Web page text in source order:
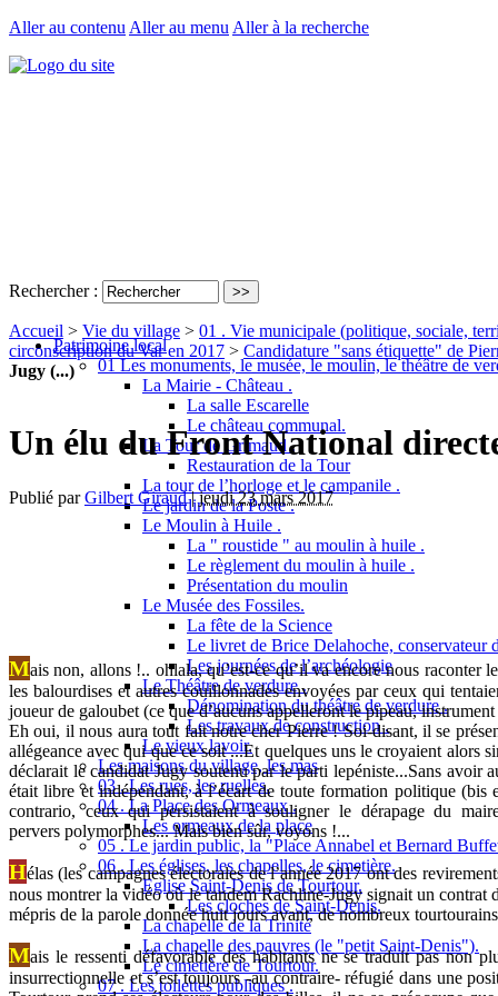
Aller au contenu Aller au menu Aller à la recherche
Patrimoine local
01 Les monuments, le musée, le moulin, le théâtre de
La Mairie - Château .
La salle Escarelle
Le château communal.
La Tour de Grimaud .
Restauration de la Tour
La tour de l’horloge et le campanile .
Le jardin de la Poste .
Le Moulin à Huile .
La " roustide " au moulin à huile .
Le règlement du moulin à huile .
Présentation du moulin
Le Musée des Fossiles.
La fête de la Science
Le livret de Brice Delahoche, conservateur
Les journées de l’archéologie
Le Théâtre de verdure .
Dénomination du théâtre de verdure .
Les travaux de construction .
Le vieux lavoir.
Les maisons du village, les mas
03 . Les rues, les ruelles.
04 . La Place des Ormeaux .
Les ormeaux de la place
05 . Le jardin public, la "Place Annabel et Bernard
06 . Les églises, les chapelles, le cimetière.
Eglise Saint-Denis de Tourtour.
Les cloches de Saint-Denis.
La chapelle de la Trinité
La chapelle des pauvres (le "petit Saint-Denis").
Le cimetière de Tourtour.
07 . Les toilettes publiques .
Rechercher :
Accueil > Vie du village > 01 . Vie municipale (politique, sociale,
circonscription du Var en 2017 > Candidature "sans étiquette" de
Jugy (...)
Un élu du Front National
Publié parGilbert Giraud|jeudi 23 mars 2017
Mais non, allons !.. ohlala, qu’est-ce qu’il va encore nous raconter
les balourdises et autres couillonnades envoyées par ceux qui
joueur de galoubet (ce que d’aucuns appelleront le pipeau,
Eh oui, il nous aura tout fait notre cher Pierre ! Soi-disant, il se
allégeance avec qui que ce soit ...Et quelques uns le croyaient alors
déclarait le candidat Jugy soutenu par le parti lepéniste...Sans avoir
était libre et indépendant, à l’écart de toute formation politique
contrario, ceux qui persistaient à souligner le dérapage du
pervers polymorphes... Mais bien sûr, voyons !...
Hélas (les campagnes électorales de l’année 2017 ont des
nous montrer la vidéo où le tandem Rachline-Jugy signait un contrat
mépris de la parole donnée huit jours avant, de nombreux
Mais le ressenti défavorable des habitants ne se traduit pas non
insurrectionnelle et s’est toujours -au contraire- réfugié dans une